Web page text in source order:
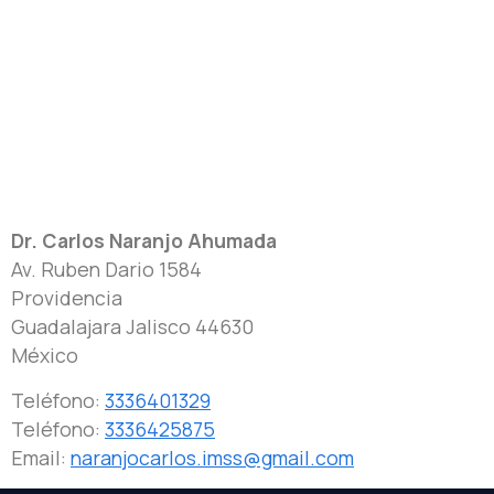
Dr. Carlos Naranjo Ahumada
Av. Ruben Dario 1584
Providencia
Guadalajara Jalisco 44630
México
Teléfono: 3336401329
Teléfono: 3336425875
Email: naranjocarlos.imss@gmail.com